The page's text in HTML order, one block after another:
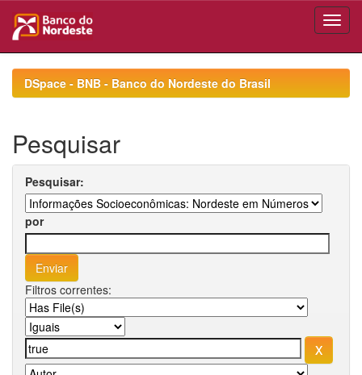
navigationDSpace - BNB - Banco do Nordeste do Brasil
Pesquisar
Pesquisar:
por
Filtros correntes: